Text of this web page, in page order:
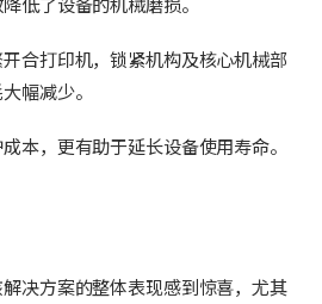
合打印机，锁紧机构及核心机械部
幅减少。
本，更有助于延长设备使用寿命。
决方案的整体表现感到惊喜，尤其